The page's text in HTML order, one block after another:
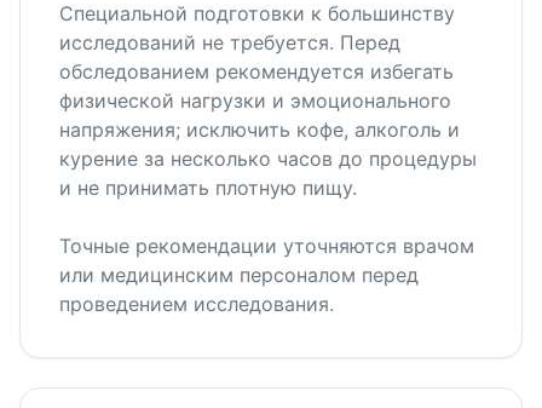
Специальной подготовки к большинству
исследований не требуется. Перед
обследованием рекомендуется избегать
физической нагрузки и эмоционального
напряжения; исключить кофе, алкоголь и
курение за несколько часов до процедуры
и не принимать плотную пищу.
Точные рекомендации уточняются врачом
или медицинским персоналом перед
проведением исследования.